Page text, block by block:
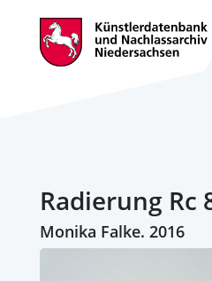
Radierung Rc
Monika Falke. 2016